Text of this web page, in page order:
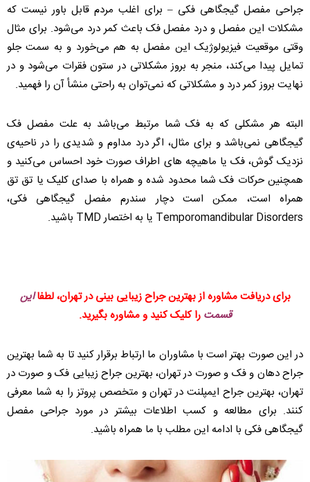
جراحی مفصل گیجگاهی فکی – برای اغلب مردم قابل باور نیست که
مشکلات این مفصل و درد مفصل فک باعث کمر درد می‌شود. برای مثال
وقتی موقعیت فیزیولوژیک این مفصل به هم می‌خورد و به سمت جلو
تمایل پیدا می‌کند، منجر به بروز مشکلاتی در ستون فقرات می‌شود و در
نهایت بروز کمر درد و مشکلاتی که نمی‌توان به راحتی منشأ آن را فهمید.
البته هر مشکلی که به فک شما مرتبط می‌باشد به علت مفصل فک
گیجگاهی نمی‌باشد و برای مثال، اگر درد مداوم و شدیدی را در ناحیه‌ی
نزدیک گوش، فک یا ماهیچه های اطراف صورت خود احساس می‌کنید و
همچنین حرکات فک شما محدود شده و همراه با صدای کلیک یا تق تق
همراه است، ممکن است دچار سندرم مفصل گیجگاهی فکی،
Temporomandibular Disorders یا به اختصار TMD باشید.
برای دریافت مشاوره از بهترین جراح زیبایی بینی در تهران، لطفااین
قسمت را کلیک کنید و مشاوره بگیرید.
در این صورت بهتر است با مشاوران ما ارتباط برقرار کنید تا به شما بهترین
جراح دهان و فک و صورت در تهران، بهترین جراح زیبایی فک و صورت در
تهران، بهترین جراح ایمپلنت در تهران و متخصص پروتز را به شما معرفی
کنند. برای مطالعه و کسب اطلاعات بیشتر در مورد جراحی مفصل
گیجگاهی فکی با ادامه این مطلب با ما همراه باشید.